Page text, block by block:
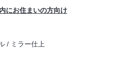
にお住まいの方向け
/ ミラー仕上